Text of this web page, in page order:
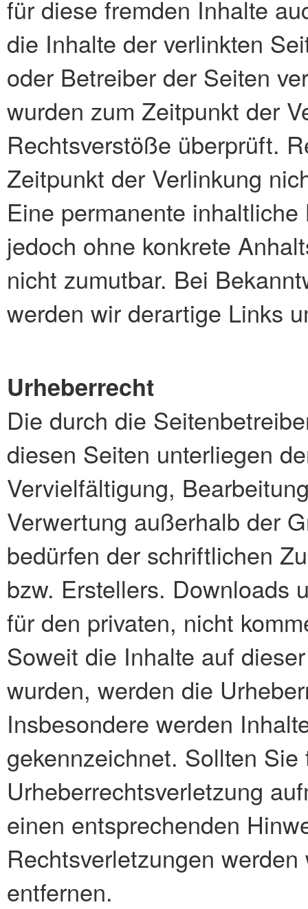
für diese fremden Inhalte
die Inhalte der verlinkten
oder Betreiber der Seiten
wurden zum Zeitpunkt der
Rechtsverstöße überprüft.
Zeitpunkt der Verlinkung
Eine permanente
jedoch ohne konkrete
nicht zumutbar. Bei
werden wir derartige Links
Urheberrecht
Die durch die
diesen Seiten unterliegen
Vervielfältigung,
Verwertung außerhalb der
bedürfen der schriftlichen
bzw. Erstellers. Downloads
für den privaten, nicht
Soweit die Inhalte auf
wurden, werden die
Insbesondere werden
gekennzeichnet. Sollten
Urheberrechtsverletzung
einen entsprechenden
Rechtsverletzungen
entfernen.